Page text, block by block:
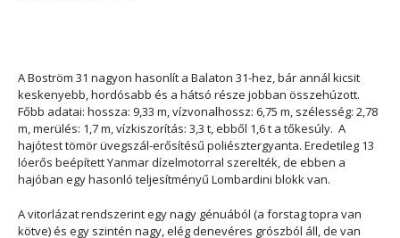
A Boström 31 nagyon hasonlít a Balaton 31-hez, bár annál kicsit
keskenyebb, hordósabb és a hátsó része jobban összehúzott.
Főbb adatai: hossza: 9,33 m, vízvonalhossz: 6,75 m, szélesség: 2,78
m, merülés: 1,7 m, vízkiszorítás: 3,3 t, ebből 1,6 t a tőkesúly. A
hajótest tömör üvegszál-erősítésű poliésztergyanta. Eredetileg 13
lóerős beépített Yanmar dízelmotorral szerelték, de ebben a
hajóban egy hasonló teljesítményű Lombardini blokk van.
A vitorlázat rendszerint egy nagy génuából (a forstag topra van
kötve) és egy szintén nagy, elég denevéres grószból áll, de van